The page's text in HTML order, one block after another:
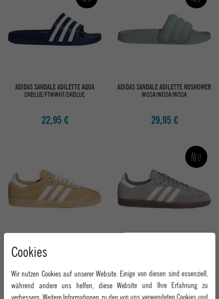
ADIDAS SANDALE ADILETTE AQUA
DKBLUE/FTWWHT/DKBLUE
22,95 €
ADIDAS SANDALE ADILETTE NOSHOWER
WOSA/WOSA/WOSA
29,95 €
ADIDAS SNEAKER SAMBA ADV
CARDBO/FTWWHT/GUM4
ab 109,95 €
Neu
ab 109,95 €
Cookies
Wir nutzen Cookies auf unserer Website. Einige von diesen sind essenziell,
während andere uns helfen, diese Website und Ihre Erfahrung zu
verbessern. Weitere Informationen zu den von uns verwendeten Cookies und